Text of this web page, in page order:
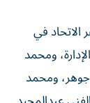
في
ومحمد
جوهر، ومحمد